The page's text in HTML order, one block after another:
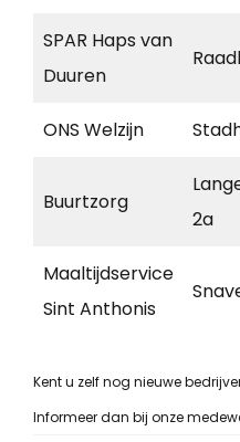
SPAR Haps van
Duuren
ONS Welzijn
Buurtzorg
2a
Maaltijdservice
Sint Anthonis
Kent u zelf nog nieuwe
Informeer dan bij onze